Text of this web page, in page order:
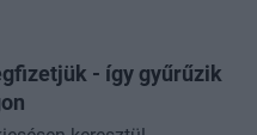
- így gyűrűzik